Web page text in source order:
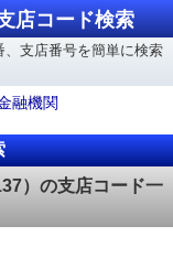
店コード検索
支店番号を簡単に検索
融機関
）の支店コード一